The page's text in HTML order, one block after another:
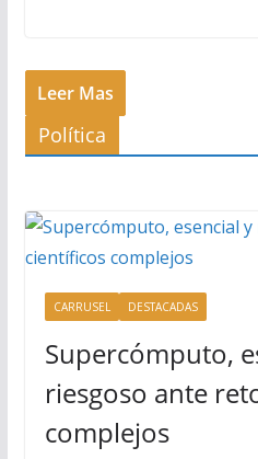
Leer Mas
Política
CARRUSEL DESTACADAS
Supercómputo,
riesgoso ante
complejos